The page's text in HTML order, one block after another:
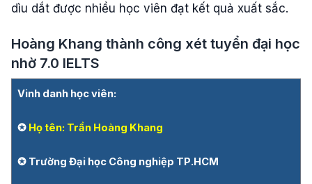
dìu dắt được nhiều học viên đạt kết quả xuất sắc.
Hoàng Khang thành công xét tuyển đại học
nhờ 7.0 IELTS
Vinh danh học viên:
✪ Họ tên: Trần Hoàng Khang
✪ Trường Đại học Công nghiệp TP.HCM